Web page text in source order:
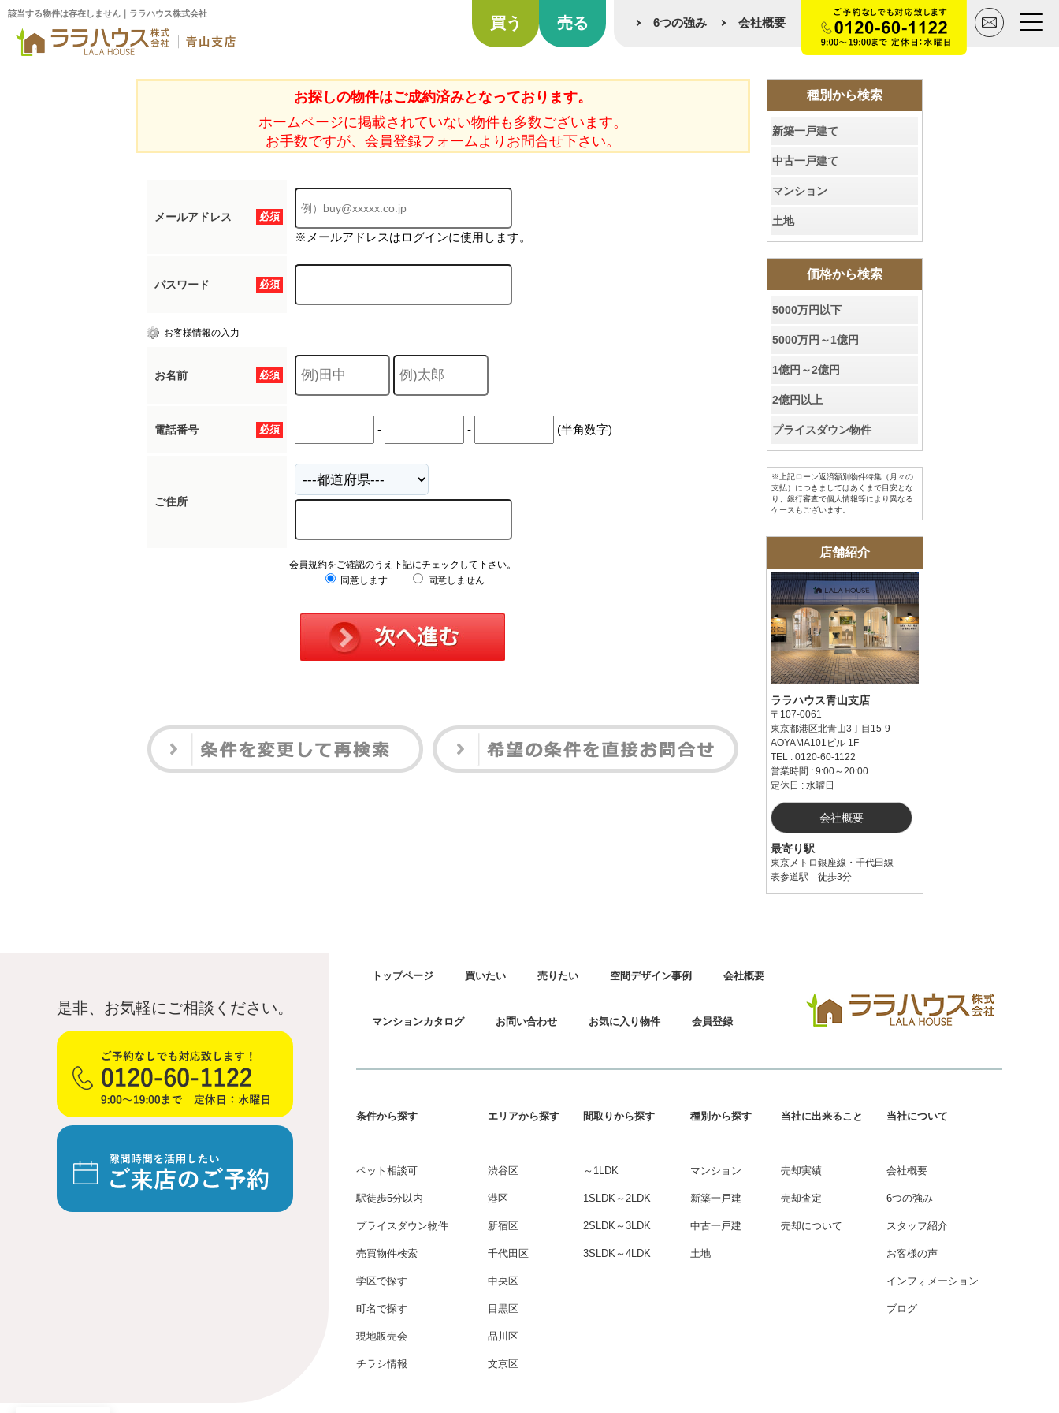
該当する物件は存在しません｜ララハウス株式会社
買う 売る 6つの強み 会社概要
トップページ
買いたい
売りたい
お客様の声
お知らせ
来店予約
お気に入り物件
会員登録
ログイン
お探しの物件はご成約済みとなっております。
ホームページに掲載されていない物件も多数ございます。
お手数ですが、会員登録フォームよりお問合せ下さい。
必須
メールアドレス
※メールアドレスはログインに使用します。
必須
パスワード
お客様情報の入力
必須
お名前
必須
電話番号 - - (半角数字)
ご住所
会員規約をご確認のうえ下記にチェックして下さい。
同意します
同意しません
種別から検索
新築一戸建て
中古一戸建て
マンション
土地
価格から検索
5000万円以下
5000万円～1億円
1億円～2億円
2億円以上
プライスダウン物件
※上記ローン返済額別物件特集（月々の
支払）につきましてはあくまで目安とな
り、銀行審査で個人情報等により異なる
ケースもございます。
店舗紹介
ララハウス青山支店
〒107-0061
東京都港区北青山3丁目15-9
AOYAMA101ビル 1F
TEL : 0120-60-1122
営業時間 : 9:00～20:00
定休日 : 水曜日
会社概要
最寄り駅
東京メトロ銀座線・千代田線
表参道駅 徒歩3分
是非、お気軽にご相談ください。
トップページ 買いたい 売りたい 空間デザイン事例 会社概要
マンションカタログ お問い合わせ お気に入り物件 会員登録
条件から探す
ペット相談可
駅徒歩5分以内
プライスダウン物件
売買物件検索
学区で探す
町名で探す
現地販売会
チラシ情報
エリアから探す
渋谷区
港区
新宿区
千代田区
中央区
目黒区
品川区
文京区
間取りから探す
～1LDK
1SLDK～2LDK
2SLDK～3LDK
3SLDK～4LDK
種別から探す
マンション
新築一戸建
中古一戸建
土地
当社に出来ること
売却実績
売却査定
売却について
当社について
会社概要
6つの強み
スタッフ紹介
お客様の声
インフォメーション
ブログ